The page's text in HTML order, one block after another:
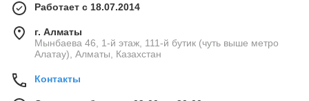
Работает с 18.07.2014
г. Алматы
Мынбаева 46, 1-й этаж, 111-й бутик (чуть выше метро
Алатау), Алматы, Казахстан
Контакты